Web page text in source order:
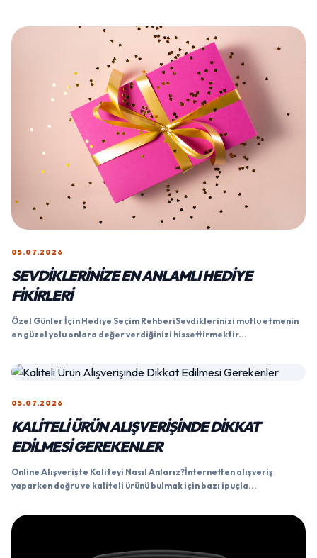
05.07.2026
SEVDIKLERINIZE EN ANLAMLI HEDIYE
FIKIRLERI
Özel Günler İçin Hediye Seçim RehberiSevdiklerinizi mutlu etmenin
en güzel yolu onlara değer verdiğinizi hissettirmektir...
05.07.2026
KALITELI ÜRÜN ALIŞVERIŞINDE DIKKAT
EDILMESI GEREKENLER
Online Alışverişte Kaliteyi Nasıl Anlarız?İnternetten alışveriş
yaparken doğru ve kaliteli ürünü bulmak için bazı ipuçla...